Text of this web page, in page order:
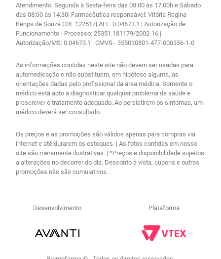
Atendimento: Segunda à Sexta-feira das 08:00 às 17:00h e Sábado
das 08:00 às 14:30| Farmacêutica responsável: Vitória Regina
Kenps de Souza CRF 122517| AFE: 0.04673.1 | Autorização de
Funcionamento - Processo: 25351.181179/2002-16 |
Autorização/MS: 0.04673.1 | CMVS - 355030801-477-000356-1-0
As informações contidas neste site não devem ser usadas para
automedicação e não substituem, em hipótese alguma, as
orientações dadas pelo profissional da área médica. Somente o
médico está apto a diagnosticar qualquer problema de saúde e
prescrever o tratamento adequado. Ao persistirem os sintomas, um
médico deverá ser consultado.
Os preços e as promoções são válidos apenas para compras via
internet e até durarem os estoques. | As fotos contidas em nosso
site são meramente ilustrativas. | *Preços e disponibilidade sujeitos
a alterações no decorrer do dia. Desconto à vista, cupons e outras
promoções não são cumulativos.
Desenvolvimento Plataforma